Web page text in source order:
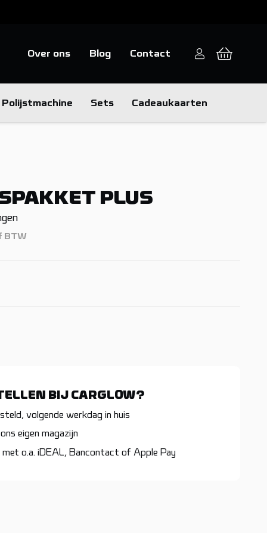
Over ons Blog Contact
Polijstmachine Sets Cadeaukaarten
PLUS
BTW
BIJ CARGLOW?
volgende werkdag in huis
eigen magazijn
met o.a. iDEAL, Bancontact of Apple Pay